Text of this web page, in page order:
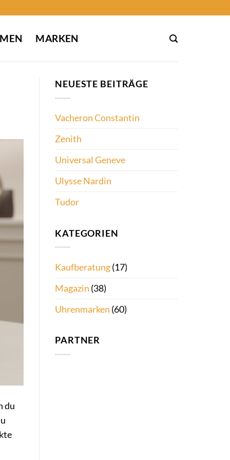
MARKEN
du
NEUESTE BEITRÄGE
Vacheron Constantin
Zenith
Universal Geneve
Ulysse Nardin
Tudor
KATEGORIEN
Kaufberatung(17)
Magazin (38)
Uhrenmarken (60)
PARTNER